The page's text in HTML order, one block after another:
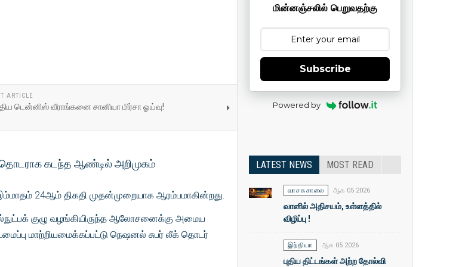
ARTICLE
டென்னிஸ் வீராங்கனை சானியா மிர்சா ஓய்வு!
கடந்த ஆண்டில் அறிமுகம்
24ஆம் திகதி முதன்முறையாக ஆரம்பமாகின்றது.
குழு வழங்கியிருந்த ஆலோசனைக்கு அமைய
மாற்றியமைக்கப்பட்டு நெஷனல் சுபர் லீக் தொடர்
மின்னஞ்சலில் பெறுவதற்கு
Subscribe
Powered by
LATEST NEWS MOST READ
வாசகசாலை ஆக 05 2026
வானில் அதிசயம், உள்ளத்தில்
விழிப்பு !
இந்தியா ஆக 05 2026
புதிய திட்டங்கள் அற்ற தோல்வி